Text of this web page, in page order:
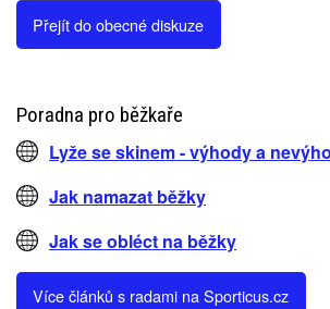
Přejít do obecné diskuze
Poradna pro běžkaře
Lyže se skinem - výhody a
Jak namazat běžky
Jak se obléct na běžky
Více článků s radami na Sporticus.cz